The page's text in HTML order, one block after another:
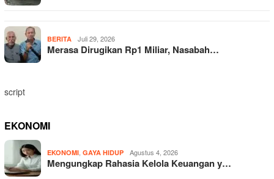
BERITA Juli 29, 2026
Merasa Dirugikan Rp1 Miliar, Nasabah…
script
EKONOMI
EKONOMI GAYA HIDUP Agustus 4, 2026
Mengungkap Rahasia Kelola Keuangan y…